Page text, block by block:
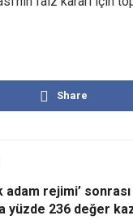
Share
adam rejimi’
yüzde 236 değer